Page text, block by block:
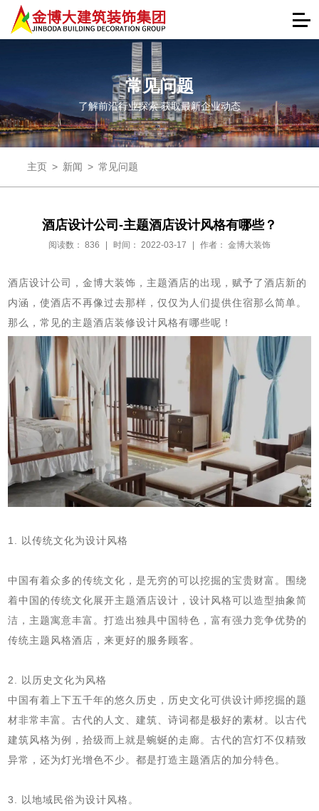
常见问题
了解前沿行业探索 获取最新企业动态
主页 > 新闻 > 常见问题
酒店设计公司-主题酒店设计风格有哪些？
阅读数： 836 时间： 2022-03-17 作者： 金博大装饰
酒店设计公司，金博大装饰，主题酒店的出现，赋予了酒店新的
内涵，使酒店不再像过去那样，仅仅为人们提供住宿那么简单。
那么，常见的主题酒店装修设计风格有哪些呢！
1. 以传统文化为设计风格
中国有着众多的传统文化，是无穷的可以挖掘的宝贵财富。围绕
着中国的传统文化展开主题酒店设计，设计风格可以造型抽象简
洁，主题寓意丰富。打造出独具中国特色，富有强力竞争优势的
传统主题风格酒店，来更好的服务顾客。
2. 以历史文化为风格
中国有着上下五千年的悠久历史，历史文化可供设计师挖掘的题
材非常丰富。古代的人文、建筑、诗词都是极好的素材。以古代
建筑风格为例，拾级而上就是蜿蜒的走廊。古代的宫灯不仅精致
异常，还为灯光增色不少。都是打造主题酒店的加分特色。
3. 以地域民俗为设计风格。